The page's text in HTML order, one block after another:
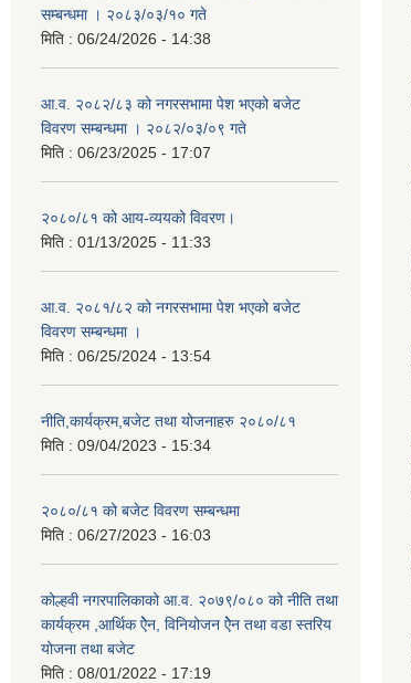
सम्बन्धमा । २०८३/०३/१० गते
मिति : 06/24/2026 - 14:38
आ.व. २०८२/८३ को नगरसभामा पेश भएको बजेट
विवरण सम्बन्धमा । २०८२/०३/०९ गते
मिति : 06/23/2025 - 17:07
२०८०/८१ को आय-व्ययको विवरण।
मिति : 01/13/2025 - 11:33
आ.व. २०८१/८२ को नगरसभामा पेश भएको बजेट
विवरण सम्बन्धमा ।
मिति : 06/25/2024 - 13:54
नीति,कार्यक्रम,बजेट तथा योजनाहरु २०८०/८१
मिति : 09/04/2023 - 15:34
२०८०/८१ को बजेट विवरण सम्बन्धमा
मिति : 06/27/2023 - 16:03
कोल्हवी नगरपालिकाको आ.व. २०७९/०८० को नीति तथा
कार्यक्रम ,आर्थिक ऐेन, विनियोजन ऐेन तथा वडा स्तरिय
योजना तथा बजेट
मिति : 08/01/2022 - 17:19